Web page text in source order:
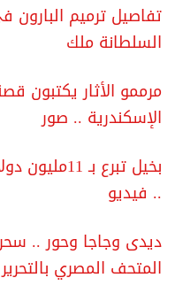
السلطانة ملك
مرممو الأثار يكتبون
الإسكندرية .. صور
بخيل تبرع
.. فيديو
ديدى وجاجا وحور ..
المتحف المصري بالتحرير